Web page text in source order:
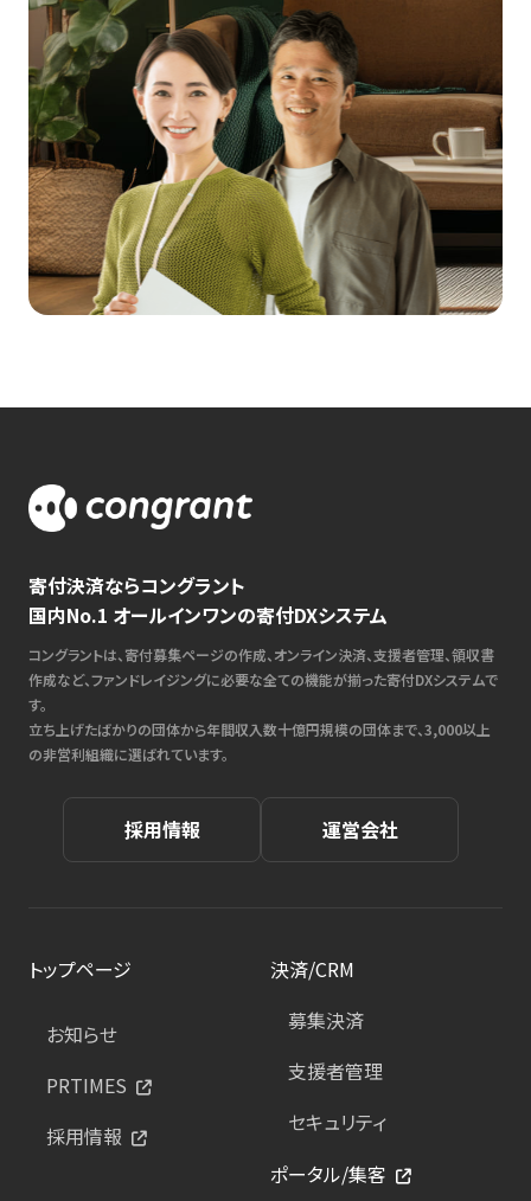
寄付決済ならコングラント
国内No.1 オールインワンの寄付DXシステム
コングラントは、寄付募集ページの作成、オンライン決済、支援者管理、領収書
作成など、ファンドレイジングに必要な全ての機能が揃った寄付DXシステムで
す。
立ち上げたばかりの団体から年間収入数十億円規模の団体まで、3,000以上
の非営利組織に選ばれています。
採用情報 運営会社
トップページ
お知らせ
PRTIMES
採用情報
決済/CRM
募集決済
支援者管理
セキュリティ
ポータル/集客